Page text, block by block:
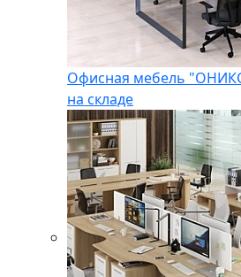
Офисная мебель
на складе